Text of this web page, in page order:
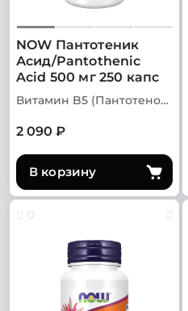
NOW Пантотеник
Асид/Pantothenic
Acid 500 мг 250 капс
Витамин B5 (Пантотеновая кислота)
2 090 ₽
В корзину
0